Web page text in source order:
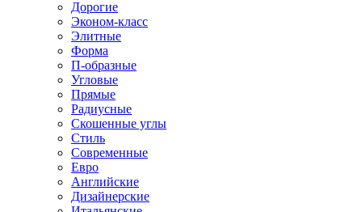
Дорогие
Эконом-класс
Элитные
Форма
П-образные
Угловые
Прямые
Радиусные
Скошенные углы
Стиль
Современные
Евро
Английские
Дизайнерские